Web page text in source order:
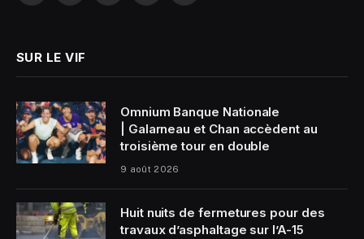
SUR LE VIF
Omnium Banque Nationale
| Galarneau et Chan accèdent au
troisième tour en double
9 août 2026
Huit nuits de fermetures pour des
travaux d’asphaltage sur l’A-15